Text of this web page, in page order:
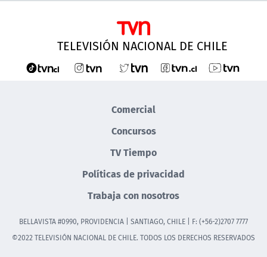
TELEVISIÓN NACIONAL DE CHILE
Comercial
Concursos
TV Tiempo
Políticas de privacidad
Trabaja con nosotros
BELLAVISTA #0990, PROVIDENCIA | SANTIAGO, CHILE | F: (+56-2)2707 7777
©2022 TELEVISIÓN NACIONAL DE CHILE. TODOS LOS DERECHOS RESERVADOS